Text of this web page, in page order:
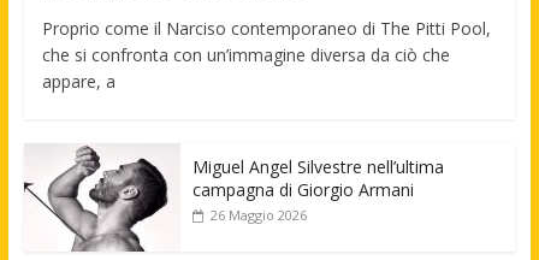
Proprio come il Narciso contemporaneo di The Pitti Pool,
che si confronta con un’immagine diversa da ciò che
appare, a
Miguel Angel Silvestre nell’ultima
campagna di Giorgio Armani
26 Maggio 2026